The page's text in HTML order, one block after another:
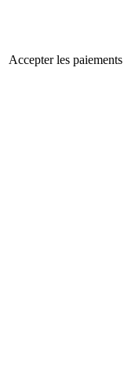
Accepter les paiements